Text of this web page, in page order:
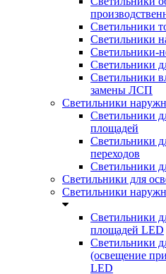
Светильники
Светильники
Светильники-
Светильники
Светильники
замены ЛСП
Светильники
Светильники
площадей
Светильники
переходов
Светильники
Светильники для
Светильники
Светильники
площадей LED
Светильники
(освещение
LED